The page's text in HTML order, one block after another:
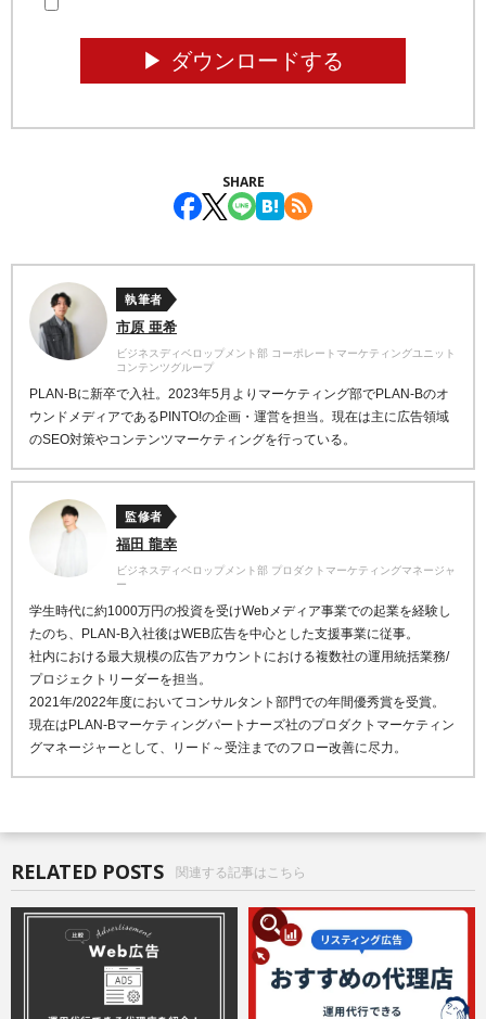
▶︎ ダウンロードする
SHARE
執筆者
市原 亜希
ビジネスディベロップメント部 コーポレートマーケティングユニット
コンテンツグループ
PLAN-Bに新卒で入社。2023年5月よりマーケティング部でPLAN-Bのオ
ウンドメディアであるPINTO!の企画・運営を担当。現在は主に広告領域
のSEO対策やコンテンツマーケティングを行っている。
監修者
福田 龍幸
ビジネスディベロップメント部 プロダクトマーケティングマネージャ
ー
学生時代に約1000万円の投資を受けWebメディア事業での起業を経験し
たのち、PLAN-B入社後はWEB広告を中心とした支援事業に従事。
社内における最大規模の広告アカウントにおける複数社の運用統括業務/
プロジェクトリーダーを担当。
2021年/2022年度においてコンサルタント部門での年間優秀賞を受賞。
現在はPLAN-Bマーケティングパートナーズ社のプロダクトマーケティン
グマネージャーとして、リード～受注までのフロー改善に尽力。
RELATED POSTS 関連する記事はこちら